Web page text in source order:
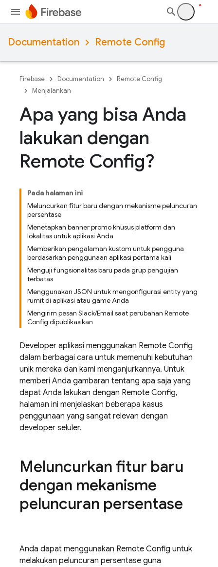
Documentation Remote Config
Firebase Documentation
Remote Config
Menjalankan
Apa yang bisa Anda
lakukan dengan
Remote Config?
Pada halaman ini
Meluncurkan fitur baru dengan mekanisme peluncuran
persentase
Menetapkan banner promo khusus platform dan
lokalitas untuk aplikasi Anda
Memberikan pengalaman kustom untuk pengguna
berdasarkan penggunaan aplikasi pertama kali
Menguji fungsionalitas baru pada grup pengujian
terbatas
Menggunakan JSON untuk mengonfigurasi entity yang
rumit di aplikasi atau game Anda
Mengirim pesan Slack/Email saat perubahan Remote
Config dipublikasikan
Developer aplikasi menggunakan Remote Config
dalam berbagai cara untuk memenuhi kebutuhan
unik mereka dan kami menganjurkannya. Untuk
memberi Anda gambaran tentang apa saja yang
dapat Anda lakukan dengan Remote Config,
halaman ini menjelaskan beberapa kasus
penggunaan yang sangat relevan dengan
developer seluler.
Meluncurkan fitur baru
dengan mekanisme
peluncuran persentase
Anda dapat menggunakan Remote Config untuk
melakukan peluncuran persentase guna